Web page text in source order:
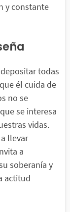
y constante
todas
él cuida de
no se
se interesa
vidas.
llevar
a
soberanía y
actitud